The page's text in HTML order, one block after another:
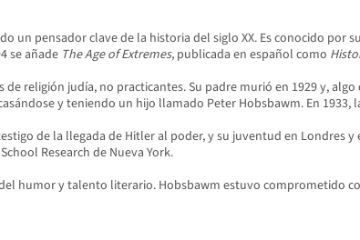
un pensador clave de la historia del siglo XX. Es conocido por
se añade The Age of Extremes, publicada en español como
religión judía, no practicantes. Su padre murió en 1929 y,
y teniendo un hijo llamado Peter Hobsbawm. En 1933,
de la llegada de Hitler al poder, y su juventud en Londres y
Research de Nueva York.
y talento literario. Hobsbawm estuvo comprometido